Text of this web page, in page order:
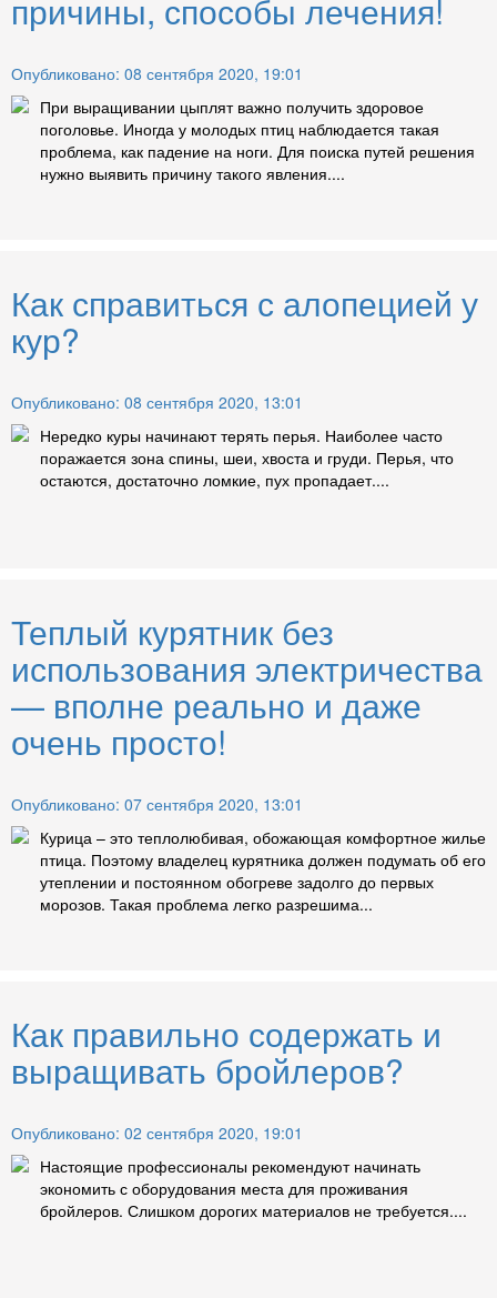
причины, способы лечения!
Опубликовано: 08 сентября 2020, 19:01
При выращивании цыплят важно получить здоровое
поголовье. Иногда у молодых птиц наблюдается такая
проблема, как падение на ноги. Для поиска путей решения
нужно выявить причину такого явления....
Как справиться с алопецией у
кур?
Опубликовано: 08 сентября 2020, 13:01
Нередко куры начинают терять перья. Наиболее часто
поражается зона спины, шеи, хвоста и груди. Перья, что
остаются, достаточно ломкие, пух пропадает....
Теплый курятник без
использования электричества
— вполне реально и даже
очень просто!
Опубликовано: 07 сентября 2020, 13:01
Курица – это теплолюбивая, обожающая комфортное жилье
птица. Поэтому владелец курятника должен подумать об его
утеплении и постоянном обогреве задолго до первых
морозов. Такая проблема легко разрешима...
Как правильно содержать и
выращивать бройлеров?
Опубликовано: 02 сентября 2020, 19:01
Настоящие профессионалы рекомендуют начинать
экономить с оборудования места для проживания
бройлеров. Слишком дорогих материалов не требуется....